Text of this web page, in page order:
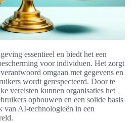
essentieel en biedt het een
voor individuen. Het zorgt
omgaan met gegevens en
wordt gerespecteerd. Door te
vereisten kunnen organisaties het
opbouwen en een solide basis
van AI-technologieën in een